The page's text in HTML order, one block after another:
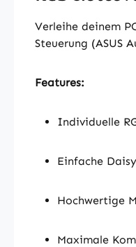
Verleihe deinem
Steuerung (ASUS
Features:
Individuelle
Einfache
Hochwertige
Maximale